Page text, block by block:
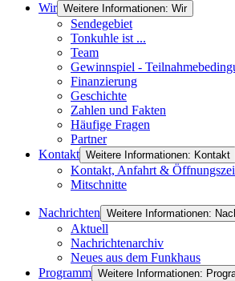
Wir Weitere Informationen: Wir
Sendegebiet
Tonkuhle ist ...
Team
Gewinnspiel -
Finanzierung
Geschichte
Zahlen und Fakten
Häufige Fragen
Partner
Kontakt Weitere Informationen: Kontakt
Kontakt, Anfahrt &
Mitschnitte
Nachrichten Weitere Informationen:
Aktuell
Nachrichtenarchiv
Neues aus dem Funkhaus
Programm Weitere Informationen: